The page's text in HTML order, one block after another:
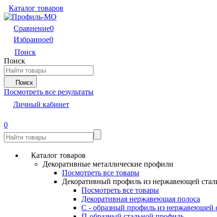
Каталог товаров
Сравнение0
Избранное0
Поиск
Поиск
Поиск
Посмотреть все результаты
Личный кабинет
0
Каталог товаров
Декоративные металлические профили
Посмотреть все товары
Декоративный профиль из нержавеющей
Посмотреть все товары
Декоративная нержавеющая полоса
С - образный профиль из нержавеющей